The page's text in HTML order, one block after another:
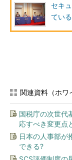
かつてと比べてか
こうしたDDoS攻
掛けなければいけ
とってはとてもつ
高額な費用を掛け
い」とした上で、
時間程度ダウンす
は必要ではないか
「各種ネッ
セキ
てい
関連資料（ホワ
国税庁の次世代
応すべき変更点
日本の人事部が
できる?